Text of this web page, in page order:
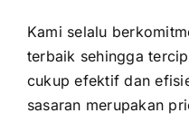
Kami selalu
terbaik sehingga
cukup efektif dan
sasaran merupakan